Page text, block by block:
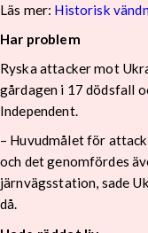
Läs mer: Historisk
Har problem
Ryska attacker mot
gårdagen i 17 dödsfall
Independent.
– Huvudmålet för
och det genomfördes
järnvägsstation, sade
då.